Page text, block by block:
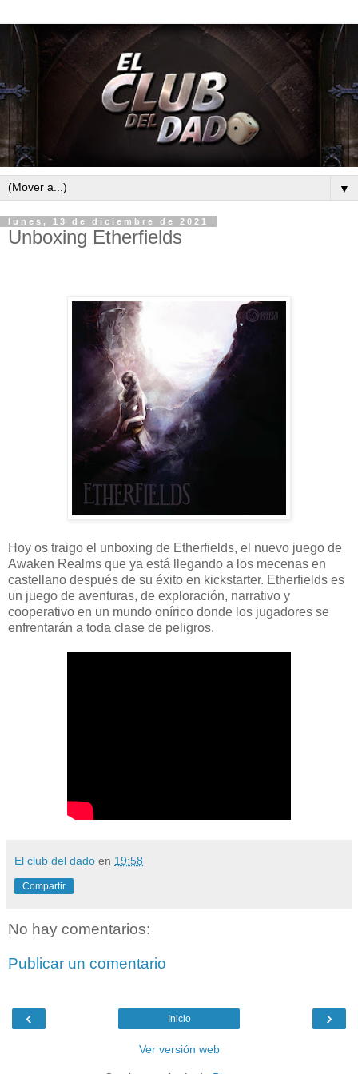
▼
lunes, 13 de diciembre de 2021
Unboxing Etherfields
Hoy os traigo el unboxing de Etherfields, el nuevo juego de
Awaken Realms que ya está llegando a los mecenas en
castellano después de su éxito en kickstarter. Etherfields es
un juego de aventuras, de exploración, narrativo y
cooperativo en un mundo onírico donde los jugadores se
enfrentarán a toda clase de peligros.
El club del dado en 19:58
Compartir
No hay comentarios:
Publicar un comentario
‹ ›
Inicio
Ver versión web